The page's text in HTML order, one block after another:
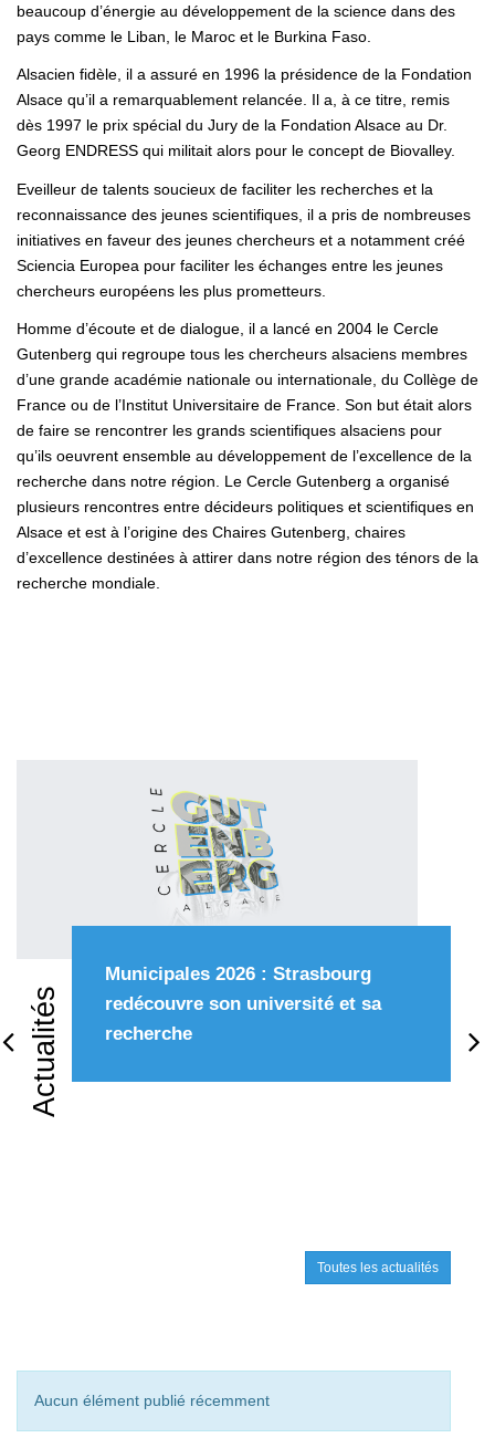
Actualités
Précédent
Municipales 2026 : Strasbourg
redécouvre son université et sa
recherche
Toutes les actualités
Aucun élément publié récemment
beaucoup d’énergie au développement de la science dans des
pays comme le Liban, le Maroc et le Burkina Faso.
Alsacien fidèle, il a assuré en 1996 la présidence de la Fondation
Alsace qu’il a remarquablement relancée. Il a, à ce titre, remis
dès 1997 le prix spécial du Jury de la Fondation Alsace au Dr.
Georg ENDRESS qui militait alors pour le concept de Biovalley.
Eveilleur de talents soucieux de faciliter les recherches et la
reconnaissance des jeunes scientifiques, il a pris de nombreuses
initiatives en faveur des jeunes chercheurs et a notamment créé
Sciencia Europea pour faciliter les échanges entre les jeunes
chercheurs européens les plus prometteurs.
Homme d’écoute et de dialogue, il a lancé en 2004 le Cercle
Gutenberg qui regroupe tous les chercheurs alsaciens membres
d’une grande académie nationale ou internationale, du Collège de
France ou de l’Institut Universitaire de France. Son but était alors
de faire se rencontrer les grands scientifiques alsaciens pour
qu’ils oeuvrent ensemble au développement de l’excellence de la
recherche dans notre région. Le Cercle Gutenberg a organisé
plusieurs rencontres entre décideurs politiques et scientifiques en
Alsace et est à l’origine des Chaires Gutenberg, chaires
d’excellence destinées à attirer dans notre région des ténors de la
recherche mondiale.